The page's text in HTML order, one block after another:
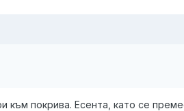
към покрива. Есента, като се